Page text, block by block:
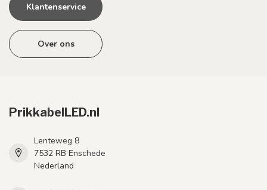
Klantenservice
Over ons
PrikkabelLED.nl
Lenteweg 8
7532 RB Enschede
Nederland